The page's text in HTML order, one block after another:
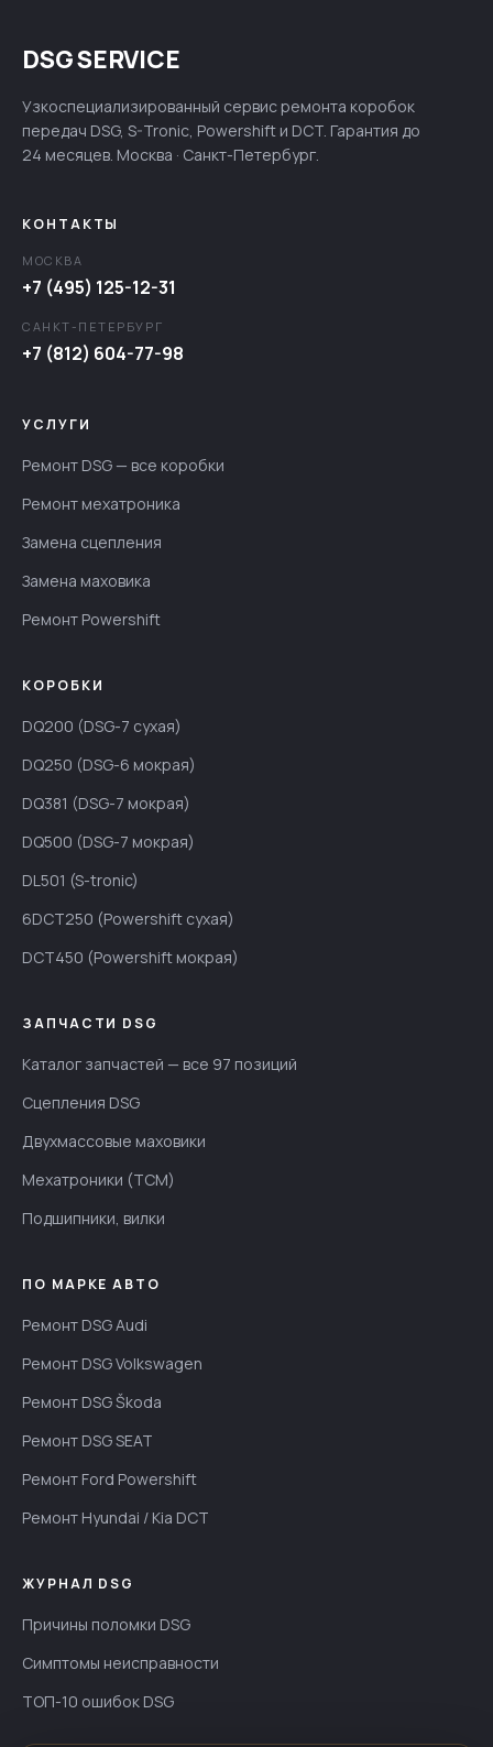
DSG SERVICE
Узкоспециализированный сервис ремонта коробок
передач DSG, S-Tronic, Powershift и DCT. Гарантия до
24 месяцев. Москва · Санкт-Петербург.
КОНТАКТЫ
МОСКВА
+7 (495) 125-12-31
САНКТ-ПЕТЕРБУРГ
+7 (812) 604-77-98
УСЛУГИ
Ремонт DSG — все коробки
Ремонт мехатроника
Замена сцепления
Замена маховика
Ремонт Powershift
КОРОБКИ
DQ200 (DSG-7 сухая)
DQ250 (DSG-6 мокрая)
DQ381 (DSG-7 мокрая)
DQ500 (DSG-7 мокрая)
DL501 (S-tronic)
6DCT250 (Powershift сухая)
DCT450 (Powershift мокрая)
ЗАПЧАСТИ DSG
Каталог запчастей — все 97 позиций
Сцепления DSG
Двухмассовые маховики
Мехатроники (TCM)
Подшипники, вилки
ПО МАРКЕ АВТО
Ремонт DSG Audi
Ремонт DSG Volkswagen
Ремонт DSG Škoda
Ремонт DSG SEAT
Ремонт Ford Powershift
Ремонт Hyundai / Kia DCT
ЖУРНАЛ DSG
Причины поломки DSG
Симптомы неисправности
ТОП-10 ошибок DSG